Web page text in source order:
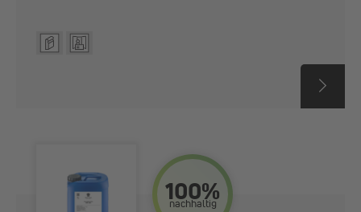
100%
nach­haltig